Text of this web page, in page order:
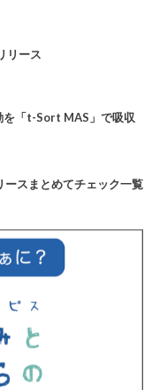
リース
を「t-Sort MAS」で吸収
ースまとめてチェック一覧